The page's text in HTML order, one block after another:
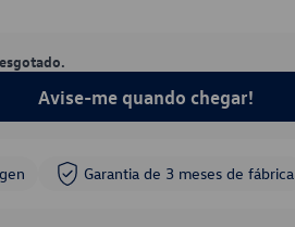
Avise-me quando chegar!
Garantia de 3 meses de fábrica